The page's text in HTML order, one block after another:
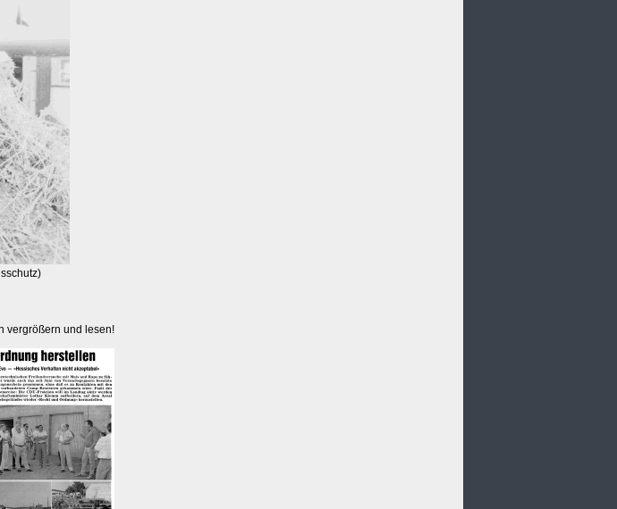
vergrößern und lesen!